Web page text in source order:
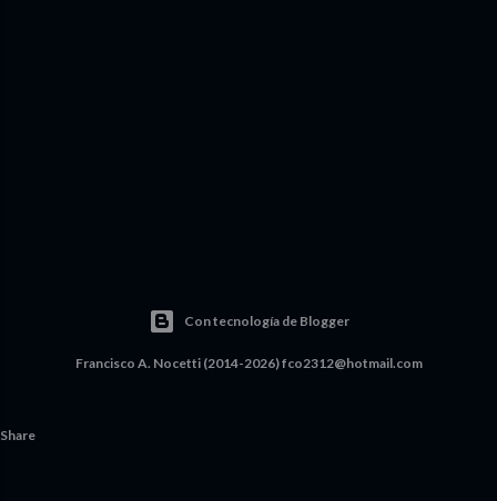
Con tecnología de Blogger
Francisco A. Nocetti (2014-2026) fco2312@hotmail.com
Share